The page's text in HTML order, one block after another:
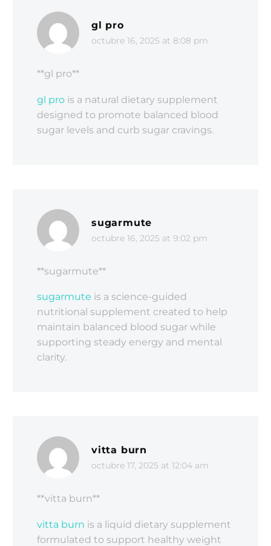
gl pro
octubre 16, 2025 at 8:08 pm
**gl pro**
gl pro is a natural dietary supplement
designed to promote balanced blood
sugar levels and curb sugar cravings.
sugarmute
octubre 16, 2025 at 9:02 pm
**sugarmute**
sugarmute is a science-guided
nutritional supplement created to help
maintain balanced blood sugar while
supporting steady energy and mental
clarity.
vitta burn
octubre 17, 2025 at 12:04 am
**vitta burn**
vitta burn is a liquid dietary supplement
formulated to support healthy weight